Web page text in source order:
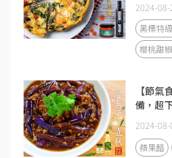
2024-08-
黑標特
櫻桃甜
【節
備，超
2024-08-
蘋果醋